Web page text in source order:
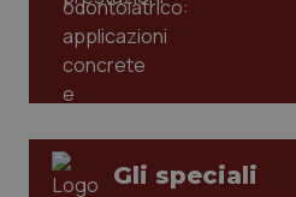
Gli speciali